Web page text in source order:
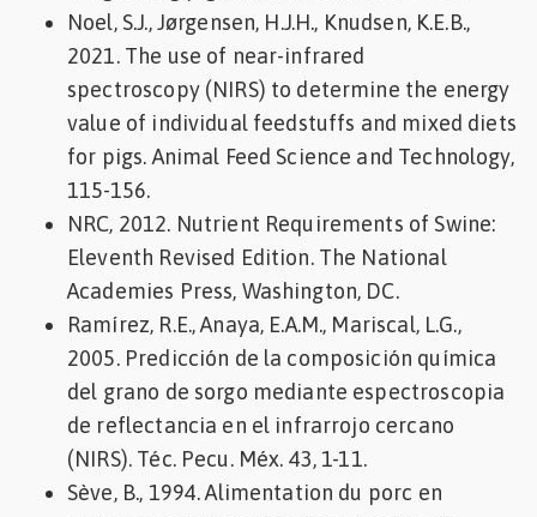
Noel, S.J., Jørgensen, H.J.H., Knudsen, K.E.B.,
2021. The use of near-infrared
spectroscopy (NIRS) to determine the energy
value of individual feedstuffs and mixed diets
for pigs. Animal Feed Science and Technology,
115-156.
NRC, 2012. Nutrient Requirements of Swine:
Eleventh Revised Edition. The National
Academies Press, Washington, DC.
Ramírez, R.E., Anaya, E.A.M., Mariscal, L.G.,
2005. Predicción de la composición química
del grano de sorgo mediante espectroscopia
de reflectancia en el infrarrojo cercano
(NIRS). Téc. Pecu. Méx. 43, 1-11.
Sève, B., 1994. Alimentation du porc en